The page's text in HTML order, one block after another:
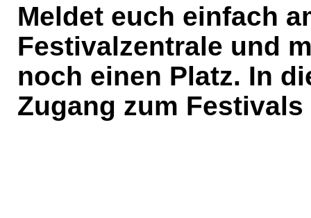
Meldet euch einfach
Festivalzentrale und
noch einen Platz. In
Zugang zum